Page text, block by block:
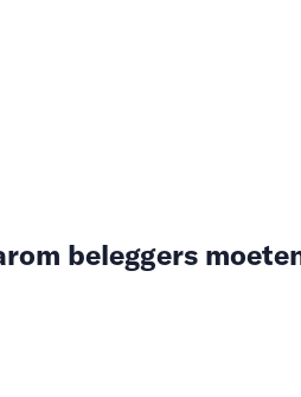
beleggers